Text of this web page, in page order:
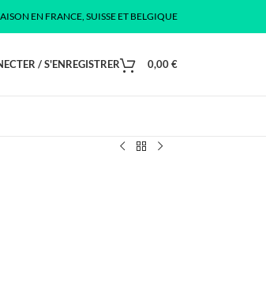
EN FRANCE, SUISSE ET BELGIQUE
/ S'ENREGISTRER 0,00€